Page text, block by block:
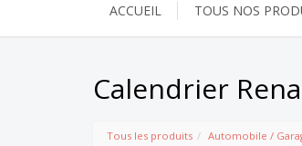
ACCUEIL TOUS NOS
Calendrier
Tous les produits Automobile /